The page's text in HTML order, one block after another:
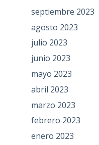
septiembre 2023
agosto 2023
julio 2023
junio 2023
mayo 2023
abril 2023
marzo 2023
febrero 2023
enero 2023